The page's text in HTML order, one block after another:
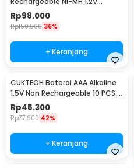
2700mAh 4 PCS
Rp98.000
Rp150.900 36%
+ Keranjang
CUKTECH Baterai AAA Alkaline
1.5V Non Rechargeable 10 PCS -
Zi7
Rp45.300
Rp77.900 42%
+ Keranjang